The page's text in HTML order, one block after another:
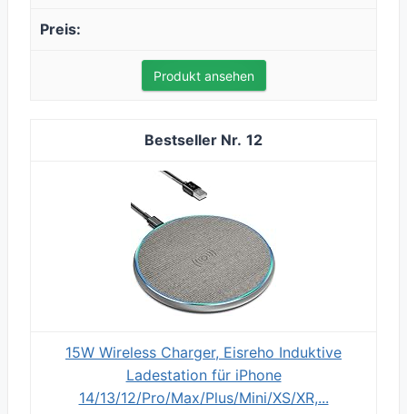
Produkt ansehen
12
15W Wireless Charger, Eisreho Induktive
Ladestation für iPhone
14/13/12/Pro/Max/Plus/Mini/XS/XR,...